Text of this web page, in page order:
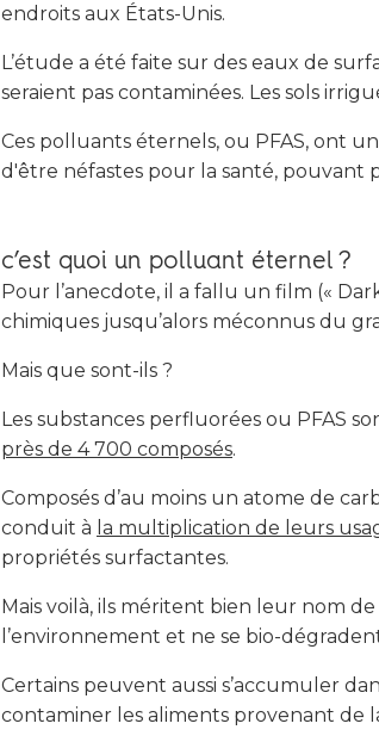
endroits aux États-Unis.
L’étude a été faite sur des eaux de
seraient pas contaminées. Les sols
Ces polluants éternels, ou PFAS, ont
d'être néfastes pour la santé, pouvant
c’est quoi un polluant éternel ?
Pour l’anecdote, il a fallu un film («
chimiques jusqu’alors méconnus du
Mais que sont-ils ?
Les substances perfluorées ou PFAS
près de 4 700 composés.
Composés d’au moins un atome de
conduit à la multiplication de leurs
propriétés surfactantes.
Mais voilà, ils méritent bien leur nom de
l’environnement et ne se bio-
Certains peuvent aussi s’accumuler
contaminer les aliments provenant de